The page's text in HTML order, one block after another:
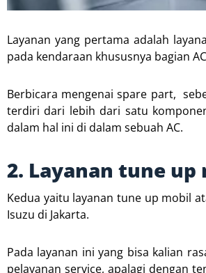
Layanan yang pertama adalah
pada kendaraan khususnya bagian
Berbicara mengenai spare part,
terdiri dari lebih dari satu
dalam hal ini di dalam sebuah AC.
2. Layanan tune up
Kedua yaitu layanan tune up mobil
Isuzu di Jakarta.
Pada layanan ini yang bisa kalian
pelayanan service, apalagi dengan